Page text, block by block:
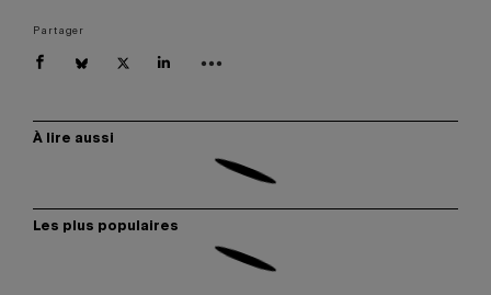
Partager
À lire aussi
Les plus populaires